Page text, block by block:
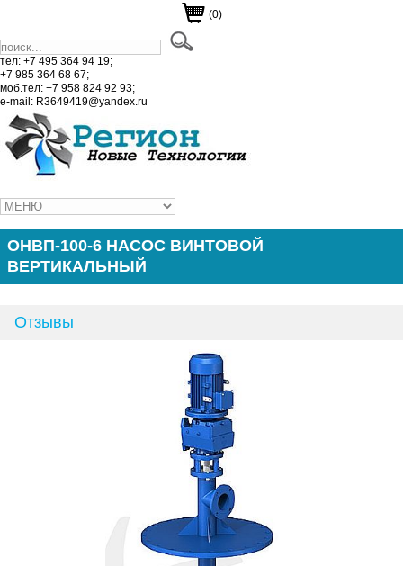
(0)
тел: +7 495 364 94 19;
+7 985 364 68 67;
моб.тел: +7 958 824 92 93;
e-mail: R3649419@yandex.ru
ОНВП-100-6 НАСОС ВИНТОВОЙ
ВЕРТИКАЛЬНЫЙ
Отзывы